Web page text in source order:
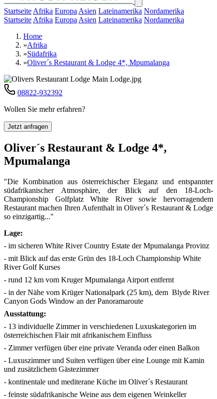
Startseite Afrika Europa Asien Lateinamerika Nordamerika
Startseite Afrika Europa Asien Lateinamerika Nordamerika
Home
»Afrika
»Südafrika
»Oliver´s Restaurant & Lodge 4*, Mpumalanga
08822-932392
Wollen Sie mehr erfahren?
Jetzt anfragen
Oliver´s Restaurant & Lodge 4*,
Mpumalanga
"Die Kombination aus österreichischer Eleganz und entspannter
südafrikanischer Atmosphäre, der Blick auf den 18-Loch-
Championship Golfplatz White River sowie hervorragendem
Restaurant machen Ihren Aufenthalt in Oliver´s Restaurant & Lodge
so einzigartig..."
Lage:
- im sicheren White River Country Estate der Mpumalanga Provinz
- mit Blick auf das erste Grün des 18-Loch Championship White
River Golf Kurses
- rund 12 km vom Kruger Mpumalanga Airport entfernt
- in der Nähe vom Krüger Nationalpark (25 km), dem Blyde River
Canyon Gods Window an der Panoramaroute
Ausstattung:
- 13 individuelle Zimmer in verschiedenen Luxuskategorien im
österreichischen Flair mit afrikanischem Einfluss
- Zimmer verfügen über eine private Veranda oder einen Balkon
- Luxuszimmer und Suiten verfügen über eine Lounge mit Kamin
und zusätzlichem Gästezimmer
- kontinentale und mediterane Küche im Oliver´s Restaurant
- feinste südafrikanische Weine aus dem eigenen Weinkeller